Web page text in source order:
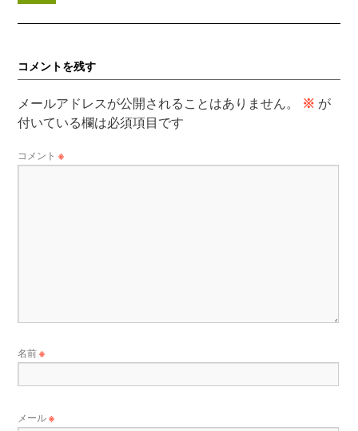
コメントを残す
メールアドレスが公開されることはありません。 ※ が
付いている欄は必須項目です
コメント※
名前※
メール※